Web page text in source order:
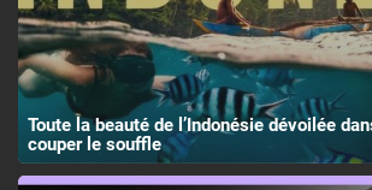
Toute la beauté de l’Indonésie dévoilée
couper le souffle